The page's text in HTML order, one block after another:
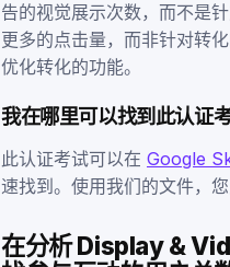
告的视觉展示次数，而不是
更多的点击量，而非针对转
优化转化的功能。
我在哪里可以找到此认证
此认证考试可以在 Google
速找到。使用我们的文件，
在分析 Display &